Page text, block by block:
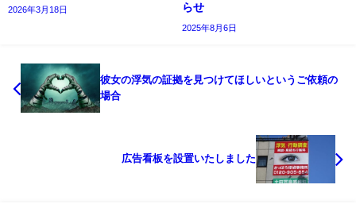
2026年3月18日
らせ
2025年8月6日
彼女の浮気の証拠を見つけてほしいというご依頼の
場合
広告看板を設置いたしました